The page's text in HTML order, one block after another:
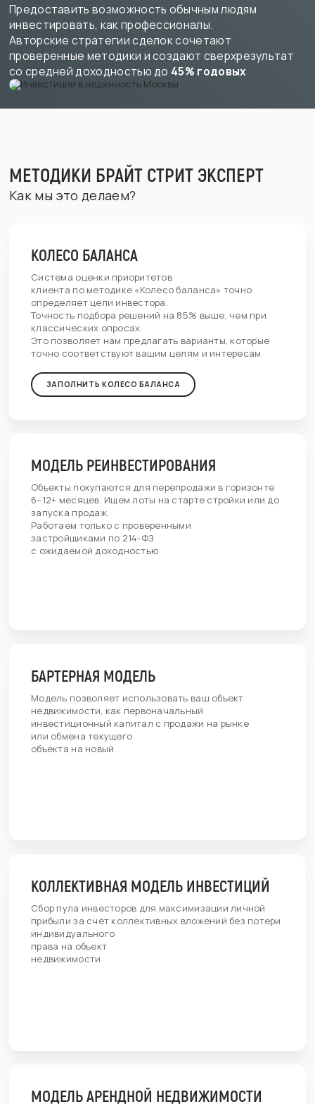
Предоставить возможность обычным людям
инвестировать, как профессионалы.
Авторские стратегии сделок сочетают
проверенные методики и создают сверхрезультат
со средней доходностью до 45% годовых
МЕТОДИКИ БРАЙТ СТРИТ ЭКСПЕРТ
Как мы это делаем?
КОЛЕСО БАЛАНСА
Система оценки приоритетов
клиента по методике «Колесо баланса» точно
определяет цели инвестора.
Точность подбора решений на 85% выше, чем при
классических опросах.
Это позволяет нам предлагать варианты, которые
точно соответствуют вашим целям и интересам
ЗАПОЛНИТЬ КОЛЕСО БАЛАНСА
МОДЕЛЬ РЕИНВЕСТИРОВАНИЯ
Объекты покупаются для перепродажи в горизонте
6–12+ месяцев. Ищем лоты на старте стройки или до
запуска продаж.
Работаем только с проверенными
застройщиками по 214-ФЗ
с ожидаемой доходностью
БАРТЕРНАЯ МОДЕЛЬ
Модель позволяет использовать ваш объект
недвижимости, как первоначальный
инвестиционный капитал с продажи на рынке
или обмена текущего
объекта на новый
КОЛЛЕКТИВНАЯ МОДЕЛЬ ИНВЕСТИЦИЙ
Сбор пула инвесторов для максимизации личной
прибыли за счёт коллективных вложений без потери
индивидуального
права на объект
недвижимости
МОДЕЛЬ АРЕНДНОЙ НЕДВИЖИМОСТИ